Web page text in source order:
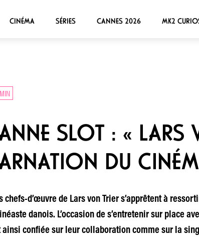
CINÉMA SÉRIES CANNES 2026 MK2
SLOT : « LARS
DU
chefs-d’œuvre de Lars von Trier s’apprêtent à
danois. L’occasion de s’entretenir sur place
ainsi confiée sur leur collaboration comme sur la